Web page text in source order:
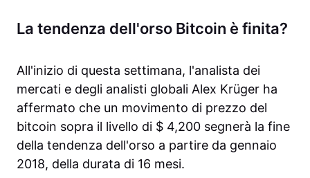
La tendenza dell'orso Bitcoin è finita?
All'inizio di questa settimana, l'analista dei
mercati e degli analisti globali Alex Krüger ha
affermato che un movimento di prezzo del
bitcoin sopra il livello di $ 4,200 segnerà la fine
della tendenza dell'orso a partire da gennaio
2018, della durata di 16 mesi.